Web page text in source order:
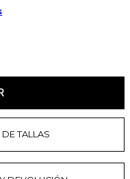
DE TALLAS